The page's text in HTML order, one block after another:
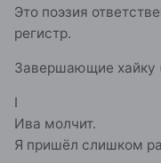
Это поэзия
регистр.
Завершающие хайку
I
Ива молчит.
Я пришёл слишком